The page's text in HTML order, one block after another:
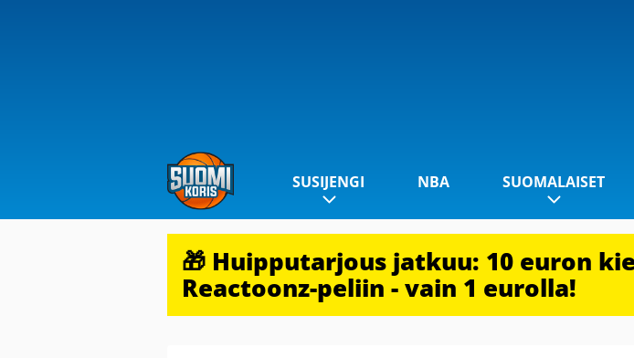
SUSIJENGI NBA SUOMALAISET
🎁 Huipputarjous jatkuu: 10 euron
Reactoonz-peliin - vain 1 eurolla!